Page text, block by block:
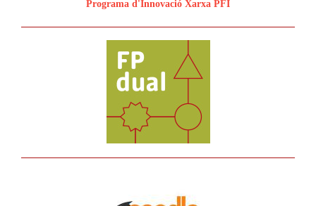
Programa d'Innovació Xarxa PFI